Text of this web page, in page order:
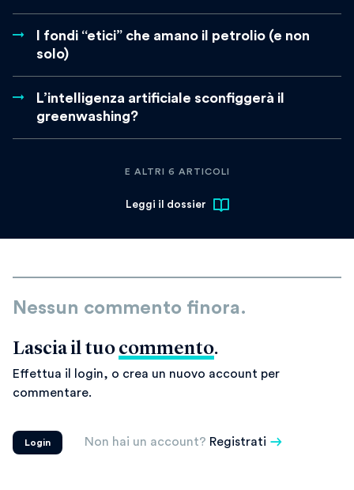
I fondi “etici” che amano il petrolio (e non
solo)
L’intelligenza artificiale sconfiggerà il
greenwashing?
E ALTRI 6 ARTICOLI
Leggi il dossier
Nessun commento finora.
Lascia il tuo commento.
Effettua il login, o crea un nuovo account per
commentare.
Login Non hai un account? Registrati